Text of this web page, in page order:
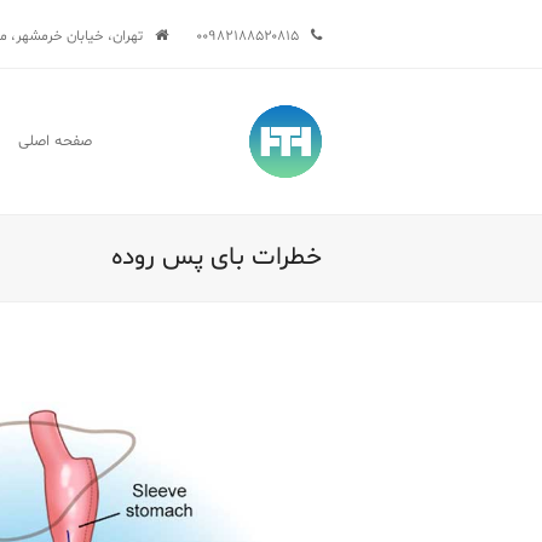
تهران، خیابان خرمشهر،
صفحه اصلی
خطرات بای پس روده